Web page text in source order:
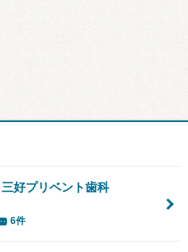
三好プリベント歯科
6件